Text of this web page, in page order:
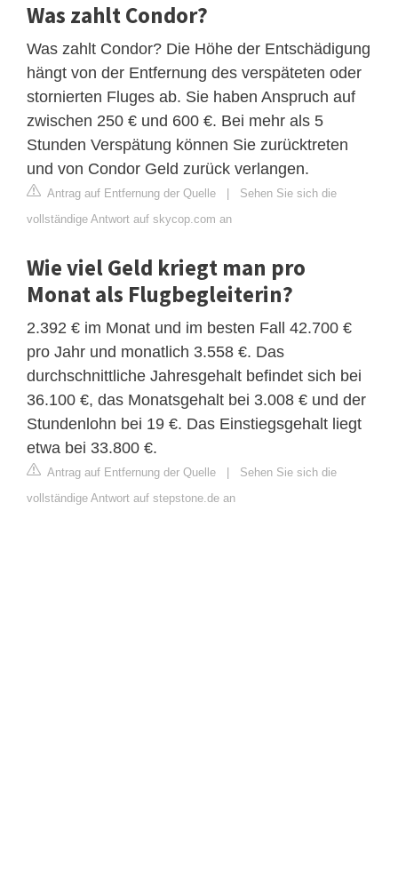
Was zahlt Condor?
Was zahlt Condor? Die Höhe der Entschädigung
hängt von der Entfernung des verspäteten oder
stornierten Fluges ab. Sie haben Anspruch auf
zwischen 250 € und 600 €. Bei mehr als 5
Stunden Verspätung können Sie zurücktreten
und von Condor Geld zurück verlangen.
Antrag auf Entfernung der Quelle
Sehen Sie sich die
vollständige Antwort auf skycop.com an
Wie viel Geld kriegt man pro
Monat als Flugbegleiterin?
2.392 € im Monat und im besten Fall 42.700 €
pro Jahr und monatlich 3.558 €. Das
durchschnittliche Jahresgehalt befindet sich bei
36.100 €, das Monatsgehalt bei 3.008 € und der
Stundenlohn bei 19 €. Das Einstiegsgehalt liegt
etwa bei 33.800 €.
Antrag auf Entfernung der Quelle
Sehen Sie sich die
vollständige Antwort auf stepstone.de an